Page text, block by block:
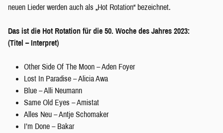
neuen Lieder werden auch als „Hot Rotation“ bezeichnet.
Das ist die Hot Rotation für die 50. Woche des Jahres 2023:
(Titel – Interpret)
Other Side Of The Moon – Aden Foyer
Lost In Paradise – Alicia Awa
Blue – Alli Neumann
Same Old Eyes – Amistat
Alles Neu – Antje Schomaker
I’m Done – Bakar